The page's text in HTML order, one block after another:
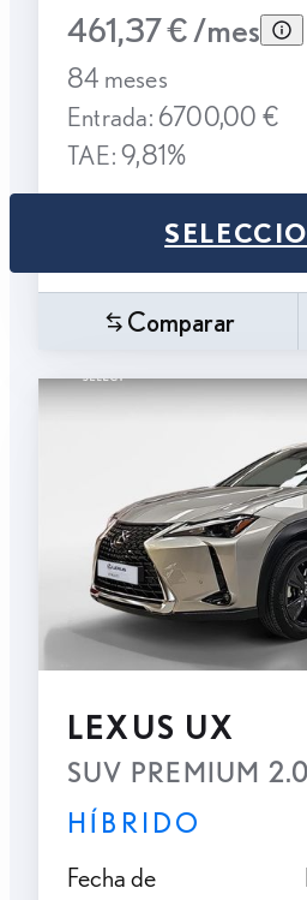
461,37 € /mes
84 meses
Entrada: 6700,00 €
TAE: 9,81%
Comparar
LEXUS UX
SUV PREMIUM
HÍBRIDO
Fecha de